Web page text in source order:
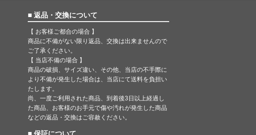
■ 返品・交換について
【 お客様ご都合の場合 】
商品に不備がない限り返品、交換は出来ませんので
ご了承ください。
【 当店不備の場合 】
商品の破損、サイズ違い、その他、当店の不手際に
より不備が発生した場合は、当店にて送料を負担い
たします。
尚、一度ご利用された商品、到着後3日以上経過し
た商品、お客様のお手元で傷や汚れが発生した商品
などの返品・交換はご容赦ください。